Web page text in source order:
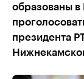
образованы
президента